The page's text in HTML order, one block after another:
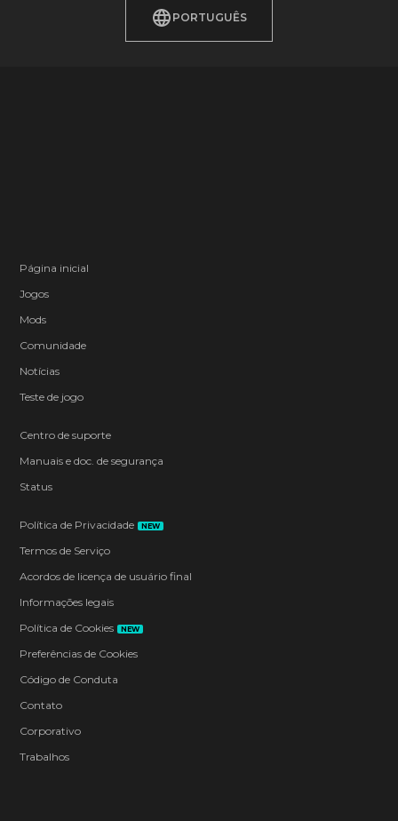
PORTUGUÊS
Página inicial
Jogos
Mods
Comunidade
Notícias
Teste de jogo
Centro de suporte
Manuais e doc. de segurança
Status
Política de Privacidade NEW
Termos de Serviço
Acordos de licença de usuário final
Informações legais
Política de Cookies
NEW
Preferências de Cookies
Código de Conduta
Contato
Corporativo
Trabalhos